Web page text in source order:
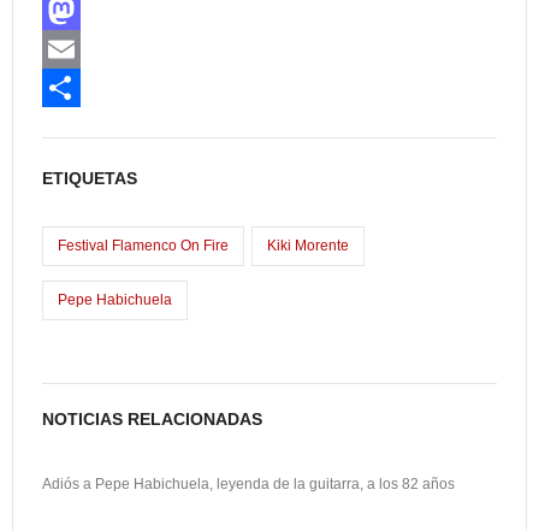
F
a
c
k
M
a
o
n
E
a
r
ETIQUETAS
Festival Flamenco On Fire Kiki Morente
Pepe Habichuela
NOTICIAS RELACIONADAS
Adiós a Pepe Habichuela, leyenda de la guitarra, a los 82 años